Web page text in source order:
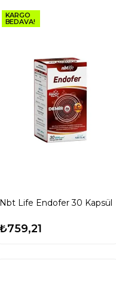
KARGO
BEDAVA!
Nbt Life Endofer 30 Kapsül
₺759,21